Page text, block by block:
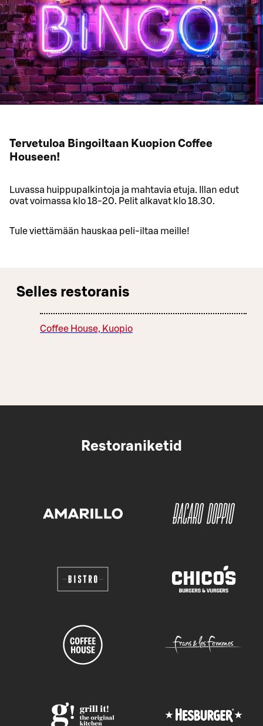
Tervetuloa Bingoiltaan Kuopion Coffee
Houseen!
Luvassa huippupalkintoja ja mahtavia etuja. Illan edut
ovat voimassa klo 18-20. Pelit alkavat klo 18.30.
Tule viettämään hauskaa peli-iltaa meille!
Selles restoranis
Coffee House, Kuopio
Restoraniketid